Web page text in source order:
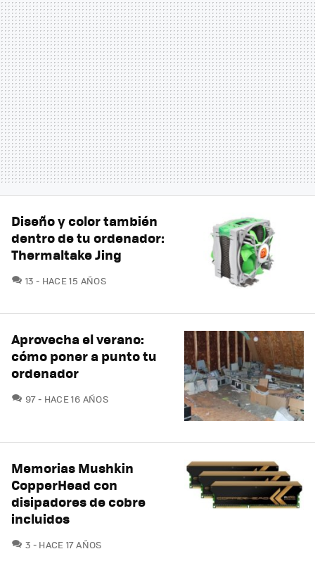
Diseño y color también
dentro de tu ordenador:
Thermaltake Jing
13 COMENTARIOS
HACE 15 AÑOS
Aprovecha el verano:
cómo poner a punto tu
ordenador
97COMENTARIOS
HACE 16 AÑOS
Memorias Mushkin
CopperHead con
disipadores de cobre
incluidos
3 COMENTARIOS
HACE 17 AÑOS